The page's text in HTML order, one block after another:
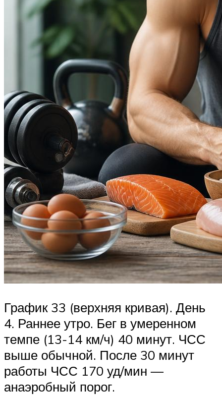
График 33 (верхняя кривая). День
4. Раннее утро. Бег в умеренном
темпе (13-14 км/ч) 40 минут. ЧСС
выше обычной. После 30 минут
работы ЧСС 170 уд/мин —
анаэробный порог.